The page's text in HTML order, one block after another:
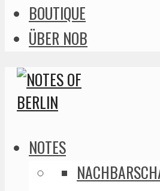
BOUTIQUE
ÜBER NOB
NOTES